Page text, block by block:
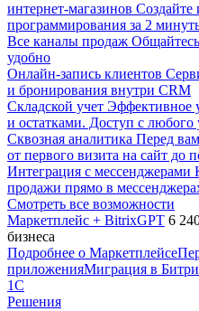
интернет-магазинов Создайте
программирования за 2
Все каналы продаж
удобно
Онлайн-запись клиентов
и бронирования внутри CRM
Складской учет Эффективное
и остатками. Доступ с любого
Сквозная аналитика Перед
от первого визита на сайт до
Интеграция с мессенджерами
продажи прямо в
Смотреть все возможности
Маркетплейс + BitrixGPT 6
бизнеса
Подробнее о Маркетплейсе
приложенияМиграция в
1С
Решения